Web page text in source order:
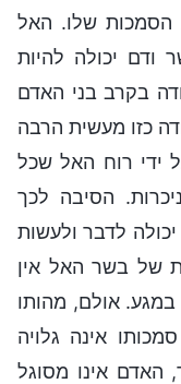
הסמכות שלו. האל
יכולה להיות
בקרב בני האדם
כזו מעשית הרבה
ידי רוח האל שכל
הסיבה לכך
לדבר ולעשות
של בשר האל אין
אולם, מהותו
אינה גלויה
האדם אינו מסוגל